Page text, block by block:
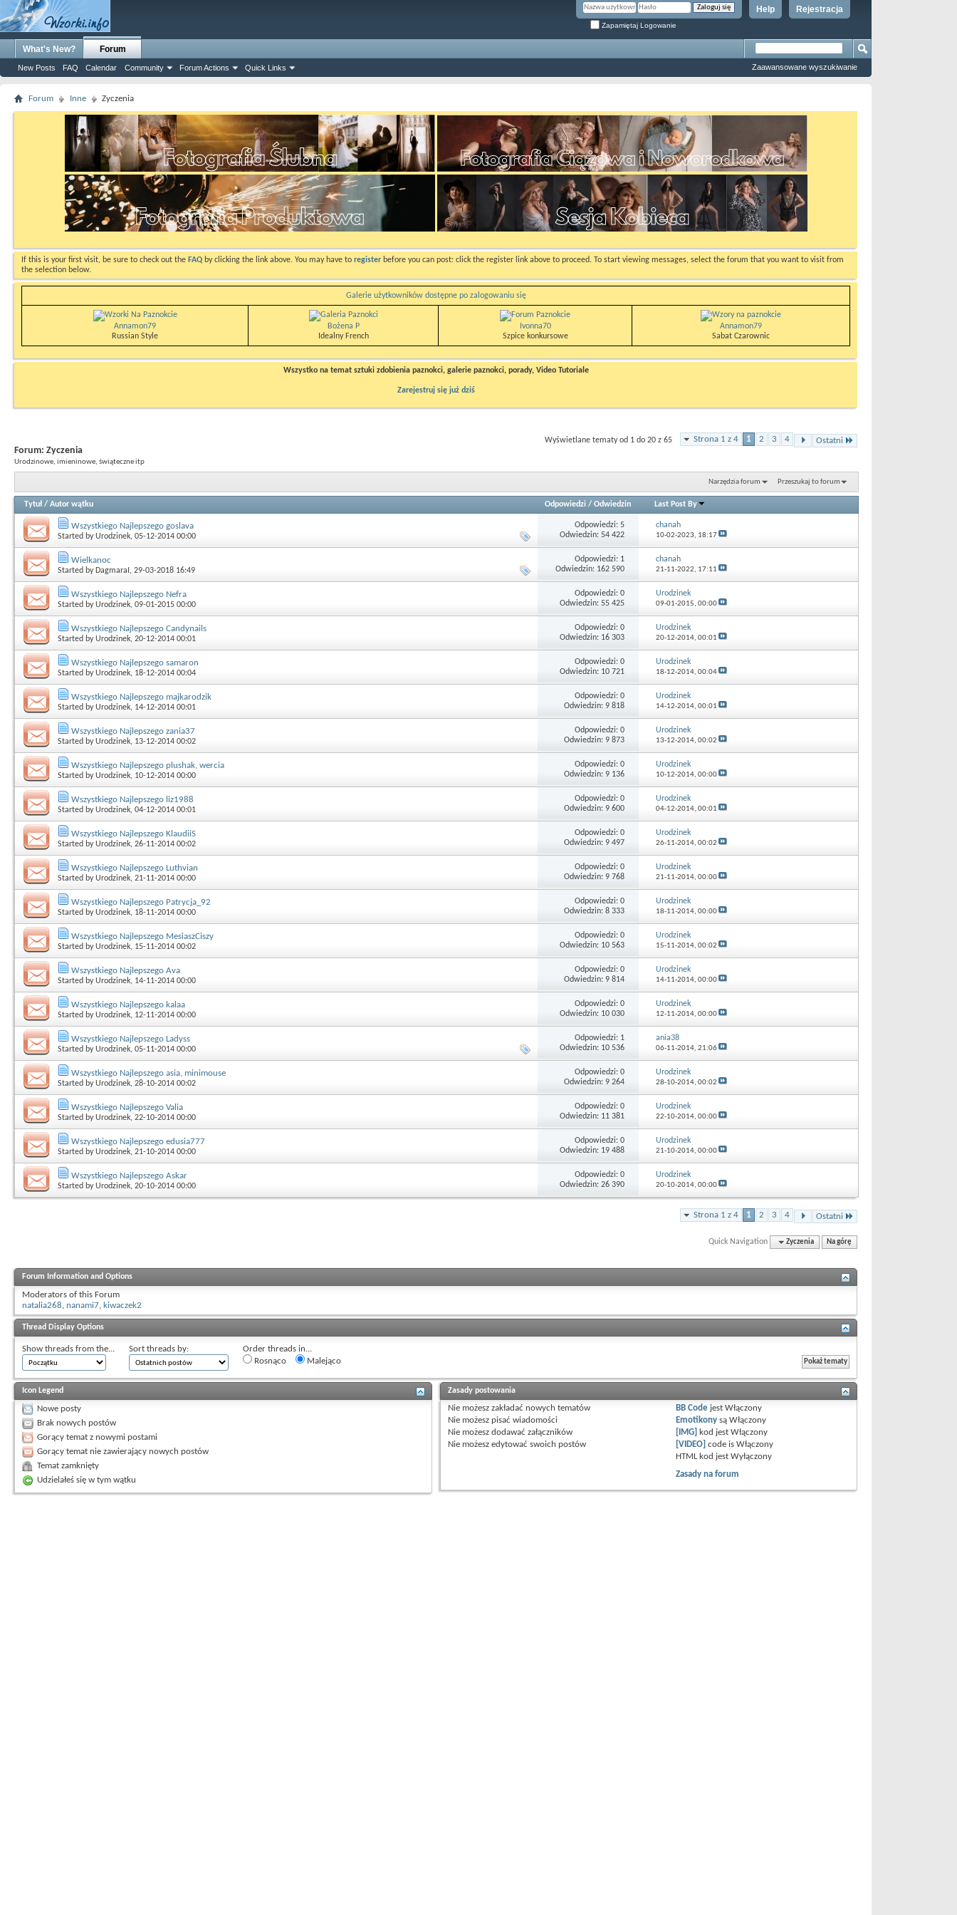
Rejestracja
Help
Zapamiętaj Logowanie
What's New? Forum
New Posts FAQ Calendar Community Forum Actions Quick Links Zaawansowane wyszukiwanie
Forum Inne Zyczenia
If this is your first visit, be sure to check out the FAQ by clicking the link above. You may have to register before you can post: click the register link above to proceed. To start viewing messages, select the forum that you want to visit from
the selection below.
Galerie użytkowników dostępne po zalogowaniu się
Annamon79
Russian Style
Bożena P
Idealny French
Ivonna70
Szpice konkursowe
Annamon79
Sabat Czarownic
Wszystko na temat sztuki zdobienia paznokci, galerie paznokci, porady, Video Tutoriale
Zarejestruj się już dziś
Strona 1 z 4 1 2 3 4 Ostatni
Wyświetlane tematy od 1 do 20 z 65
Forum: Zyczenia
Urodzinowe, imieninowe, świąteczne itp
Narzędzia forum Przeszukaj to forum
Tytuł / Autor wątku Odpowiedzi/ Odwiedzin Last Post By
Wszystkiego Najlepszego goslava
Started byUrodzinek, 05-12-2014 00:00
Odpowiedzi: 5
Odwiedzin: 54 422
chanah
10-02-2023, 18:17
Wielkanoc
Started by DagmaraI , 29-03-2018 16:49
Odpowiedzi: 1
Odwiedzin: 162 590
chanah
21-11-2022, 17:11
Wszystkiego Najlepszego Nefra
Started byUrodzinek, 09-01-2015 00:00
Odpowiedzi: 0
Odwiedzin: 55 425
Urodzinek
09-01-2015, 00:00
Wszystkiego Najlepszego Candynails
Started byUrodzinek, 20-12-2014 00:01
Odpowiedzi: 0
Odwiedzin: 16 303
Urodzinek
20-12-2014, 00:01
Wszystkiego Najlepszego samaron
Started byUrodzinek, 18-12-2014 00:04
Odpowiedzi: 0
Odwiedzin: 10 721
Urodzinek
18-12-2014, 00:04
Wszystkiego Najlepszego majkarodzik
Started byUrodzinek, 14-12-2014 00:01
Odpowiedzi: 0
Odwiedzin: 9 818
Urodzinek
14-12-2014, 00:01
Wszystkiego Najlepszego zania37
Started byUrodzinek, 13-12-2014 00:02
Odpowiedzi: 0
Odwiedzin: 9 873
Urodzinek
13-12-2014, 00:02
Wszystkiego Najlepszego plushak, wercia
Started byUrodzinek, 10-12-2014 00:00
Odpowiedzi: 0
Odwiedzin: 9 136
Urodzinek
10-12-2014, 00:00
Wszystkiego Najlepszego liz1988
Started byUrodzinek, 04-12-2014 00:01
Odpowiedzi: 0
Odwiedzin: 9 600
Urodzinek
04-12-2014, 00:01
Wszystkiego Najlepszego KlaudiiS
Started byUrodzinek, 26-11-2014 00:02
Odpowiedzi: 0
Odwiedzin: 9 497
Urodzinek
26-11-2014, 00:02
Wszystkiego Najlepszego Luthvian
Started byUrodzinek, 21-11-2014 00:00
Odpowiedzi: 0
Odwiedzin: 9 768
Urodzinek
21-11-2014, 00:00
Wszystkiego Najlepszego Patrycja_92
Started byUrodzinek, 18-11-2014 00:00
Odpowiedzi: 0
Odwiedzin: 8 333
Urodzinek
18-11-2014, 00:00
Wszystkiego Najlepszego MesiaszCiszy
Started byUrodzinek, 15-11-2014 00:02
Odpowiedzi: 0
Odwiedzin: 10 563
Urodzinek
15-11-2014, 00:02
Wszystkiego Najlepszego Ava
Started byUrodzinek, 14-11-2014 00:00
Odpowiedzi: 0
Odwiedzin: 9 814
Urodzinek
14-11-2014, 00:00
Wszystkiego Najlepszego kalaa
Started byUrodzinek, 12-11-2014 00:00
Odpowiedzi: 0
Odwiedzin: 10 030
Urodzinek
12-11-2014, 00:00
Wszystkiego Najlepszego Ladyss
Started byUrodzinek, 05-11-2014 00:00
Odpowiedzi: 1
Odwiedzin: 10 536
ania38
06-11-2014, 21:06
Wszystkiego Najlepszego asia, minimouse
Started byUrodzinek, 28-10-2014 00:02
Odpowiedzi: 0
Odwiedzin: 9 264
Urodzinek
28-10-2014, 00:02
Wszystkiego Najlepszego Valia
Started byUrodzinek, 22-10-2014 00:00
Odpowiedzi: 0
Odwiedzin: 11 381
Urodzinek
22-10-2014, 00:00
Wszystkiego Najlepszego edusia777
Started byUrodzinek, 21-10-2014 00:00
Odpowiedzi: 0
Odwiedzin: 19 488
Urodzinek
21-10-2014, 00:00
Wszystkiego Najlepszego Askar
Started byUrodzinek, 20-10-2014 00:00
Odpowiedzi: 0
Odwiedzin: 26 390
Urodzinek
20-10-2014, 00:00
Strona 1 z 4 1 2 3 4 Ostatni
Quick Navigation Zyczenia Na górę
Forum Information and Options
Moderators of this Forum
natalia268, nanami7, kiwaczek2
Thread Display Options
Show threads from the... Sort threads by:
Order threads in...
Rosnąco
Malejąco
Icon Legend
Nowe posty
Brak nowych postów
Gorący temat z nowymi postami
Gorący temat nie zawierający nowych postów
Temat zamknięty
Udzielałeś się w tym wątku
Zasady postowania
Nie możeszzakładać nowych tematów
Nie możeszpisać wiadomości
Nie możeszdodawać załączników
Nie możeszedytować swoich postów
BB Code jestWłączony
Emotikony sąWłączony
[IMG] kod jestWłączony
[VIDEO] code isWłączony
HTML kod jestWyłączony
Zasady na forum